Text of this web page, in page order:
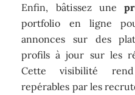
Enfin, bâtissez une
portfolio en ligne
annonces sur des
profils à jour sur les
Cette visibilité
repérables par les